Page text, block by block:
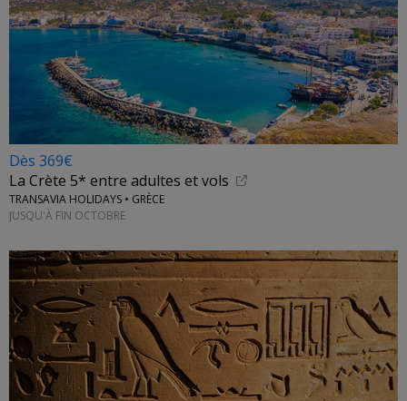
Dès 369€
La Crète 5* entre adultes et vols
TRANSAVIA HOLIDAYS • GRÈCE
JUSQU'À FIN OCTOBRE